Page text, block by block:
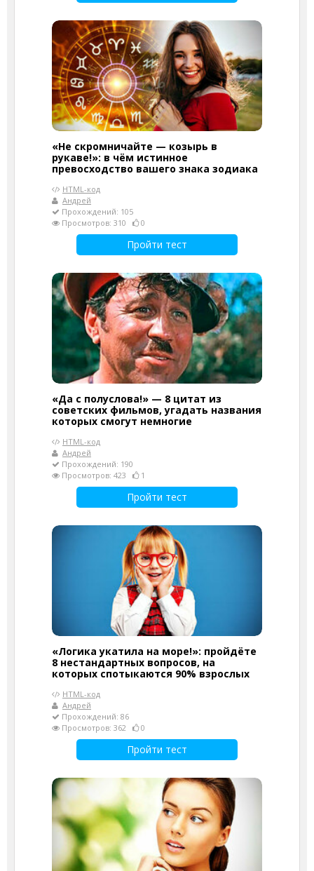
«Не скромничайте — козырь в
рукаве!»: в чём истинное
превосходство вашего знака зодиака
HTML-код
Андрей
Прохождений: 105
Просмотров: 310
0
Пройти тест
«Да с полуслова!» — 8 цитат из
советских фильмов, угадать названия
которых смогут немногие
HTML-код
Андрей
Прохождений: 190
Просмотров: 423
1
Пройти тест
«Логика укатила на море!»: пройдёте
8 нестандартных вопросов, на
которых спотыкаются 90% взрослых
HTML-код
Андрей
Прохождений: 86
Просмотров: 362
0
Пройти тест